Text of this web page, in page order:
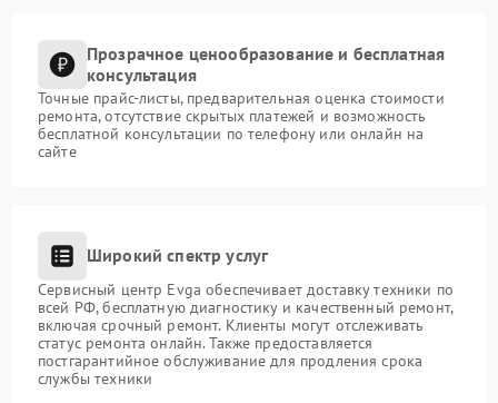
Прозрачное ценообразование и бесплатная
консультация
Точные прайс-листы, предварительная оценка стоимости
ремонта, отсутствие скрытых платежей и возможность
бесплатной консультации по телефону или онлайн на
сайте
Широкий спектр услуг
Сервисный центр Evga обеспечивает доставку техники по
всей РФ, бесплатную диагностику и качественный ремонт,
включая срочный ремонт. Клиенты могут отслеживать
статус ремонта онлайн. Также предоставляется
постгарантийное обслуживание для продления срока
службы техники